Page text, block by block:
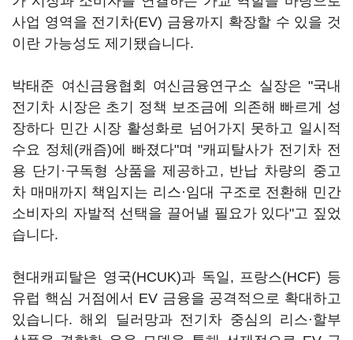
사업 영역을 전기차(EV) 금융까지 확장할 수 있을 것
이란 가능성도 제기됐습니다.
박태준 여신금융협회 여신금융연구소 실장은 "국내
전기차 시장은 초기 정책 보조금에 의존해 빠르게 성
장하다 민간 시장 활성화로 넘어가지 못하고 일시적
수요 정체(캐즘)에 빠졌다"며 "캐피탈사가 전기차 전
용 단기·구독형 상품을 제공하고, 반납 차량의 중고
차 매매까지 책임지는 리스·임대 구조로 전환해 민간
소비자의 자발적 선택을 끌어낼 필요가 있다"고 짚었
습니다.
현대캐피탈은 영국(HCUK)과 독일, 프랑스(HCF) 등
유럽 핵심 거점에서 EV 금융을 공격적으로 확대하고
있습니다. 해외 딜러망과 전기차 중심의 리스·할부